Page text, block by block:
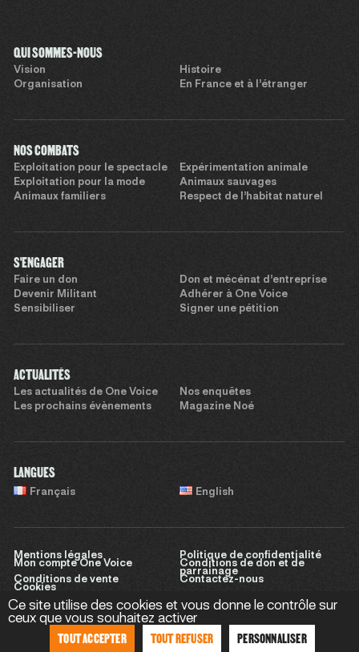
QUI SOMMES-NOUS
Vision
Histoire
Organisation
En France et à l’étranger
NOS COMBATS
Exploitation pour le spectacle
Expérimentation animale
Exploitation pour la mode
Animaux sauvages
Animaux familiers
Respect de l’habitat naturel
S'ENGAGER
Faire un don
Don et mécénat d’entreprise
Devenir Militant
Adhérer à One Voice
Sensibiliser
Signer une pétition
ACTUALITÉS
Les actualités de One Voice
Nos enquêtes
Les prochains évènements
Magazine Noé
LANGUES
Français English
Mentions légales
Politique de confidentialité
Mon compte One Voice
Conditions de don et de
parrainage
Conditions de vente
Contactez-nous
Cookies
Site réalisé parSweet Punk
Ce site utilise des cookies et vous donne le contrôle sur
ceux que vous souhaitez activer
TOUT ACCEPTER TOUT REFUSER PERSONNALISER